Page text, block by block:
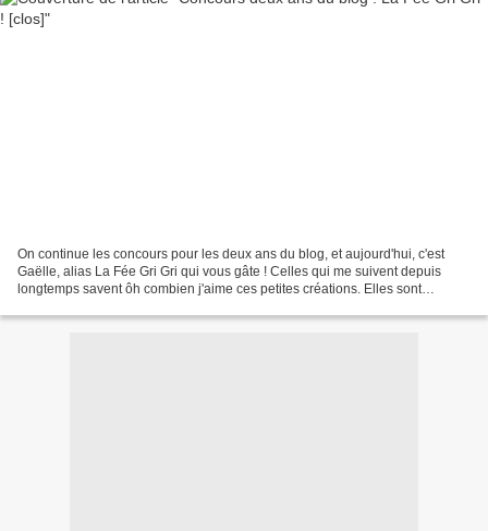
On continue les concours pour les deux ans du blog, et aujourd'hui, c'est
Gaëlle, alias La Fée Gri Gri qui vous gâte ! Celles qui me suivent depuis
longtemps savent ôh combien j'aime ces petites créations. Elles sont